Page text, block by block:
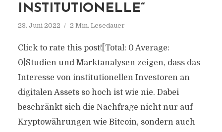
INSTITUTIONELLE“
23. Juni 2022 2 Min. Lesedauer
Click to rate this post![Total: 0 Average:
0]Studien und Marktanalysen zeigen, dass das
Interesse von institutionellen Investoren an
digitalen Assets so hoch ist wie nie. Dabei
beschränkt sich die Nachfrage nicht nur auf
Kryptowährungen wie Bitcoin, sondern auch